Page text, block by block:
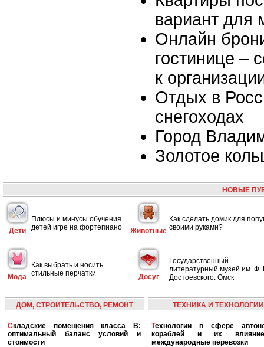
вариант для
Онлайн
гостинице –
к
Отдых в
снегоходах
Город
Золотое
НОВЫЕ
Дети
Плюсы и минусы обучения
детей игре на фортепиано
Животные
Как сделать домик для
своими руками?
Мода
Как выбрать и носить
стильные перчатки
Досуг
Государственный
литературный музей им. Ф.
Достоевского. Омск
ДОМ, СТРОИТЕЛЬСТВО, РЕМОНТ
Складские помещения класса B:
оптимальный баланс условий и
стоимости
ТЕХНИКА И ТЕХНОЛОГИИ
Технологии в сфере автономных
кораблей и их
международные перевозки